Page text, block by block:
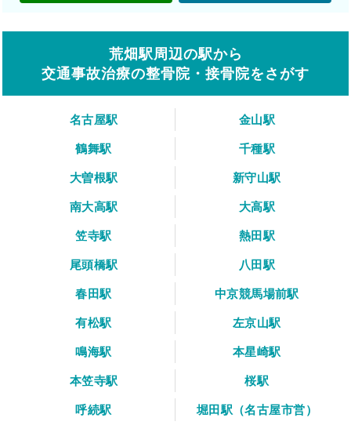
荒畑駅周辺の駅から
交通事故治療の整骨院・接骨院をさがす
名古屋駅
金山駅
鶴舞駅
千種駅
大曽根駅
新守山駅
南大高駅
大高駅
笠寺駅
熱田駅
尾頭橋駅
八田駅
春田駅
中京競馬場前駅
有松駅
左京山駅
鳴海駅
本星崎駅
本笠寺駅
桜駅
呼続駅
堀田駅（名古屋市営）